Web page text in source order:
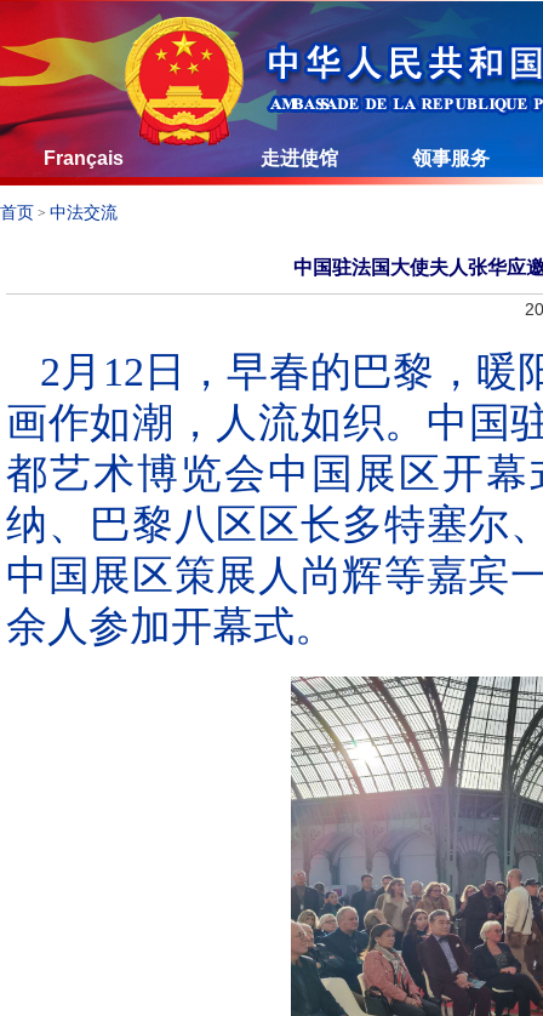
Français 走进使馆 领事服务
首页 > 中法交流
中国驻法国大使夫人张华应
2月12日，早春的巴黎，暖
画作如潮，人流如织。中国
都艺术博览会中国展区开
纳、巴黎八区区长多特塞尔
中国展区策展人尚辉等嘉宾
余人参加开幕式。